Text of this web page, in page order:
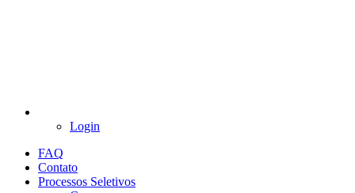
Login
FAQ
Contato
Processos Seletivos